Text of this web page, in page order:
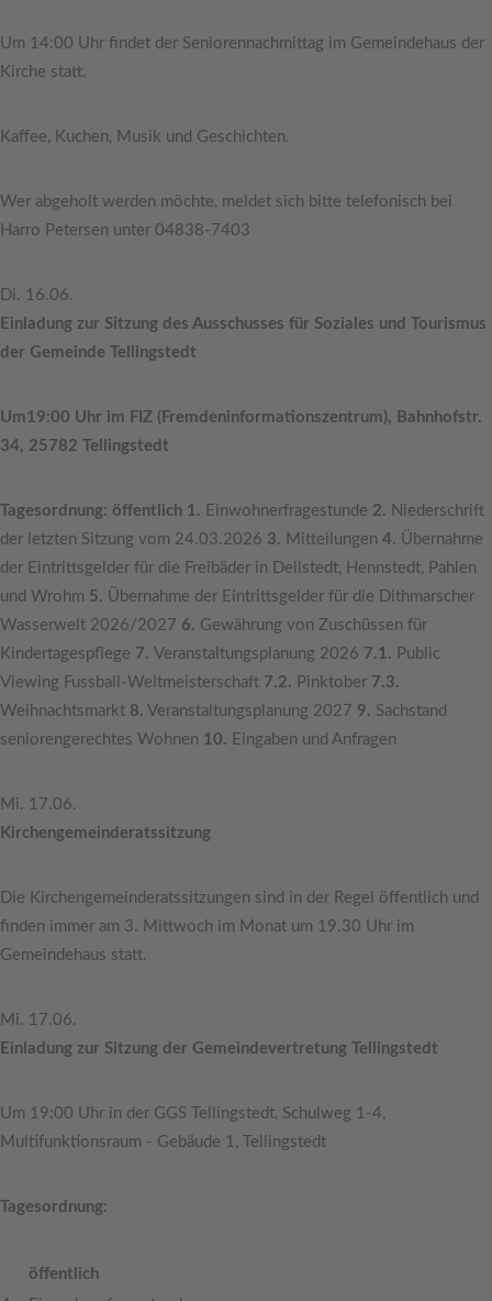
Um 14:00 Uhr findet der Seniorennachmittag im Gemeindehaus der
Kirche statt.
Kaffee, Kuchen, Musik und Geschichten.
Wer abgeholt werden möchte, meldet sich bitte telefonisch bei
Harro Petersen unter 04838-7403
Di. 16.06.
Einladung zur Sitzung des Ausschusses für Soziales und Tourismus
der Gemeinde Tellingstedt
Um19:00 Uhr im FIZ (Fremdeninformationszentrum), Bahnhofstr.
34, 25782 Tellingstedt
Tagesordnung: öffentlich 1. Einwohnerfragestunde 2. Niederschrift
der letzten Sitzung vom 24.03.2026 3. Mitteilungen 4. Übernahme
der Eintrittsgelder für die Freibäder in Dellstedt, Hennstedt, Pahlen
und Wrohm 5. Übernahme der Eintrittsgelder für die Dithmarscher
Wasserwelt 2026/2027 6. Gewährung von Zuschüssen für
Kindertagespflege 7. Veranstaltungsplanung 2026 7.1. Public
Viewing Fussball-Weltmeisterschaft 7.2. Pinktober 7.3.
Weihnachtsmarkt 8. Veranstaltungsplanung 2027 9. Sachstand
seniorengerechtes Wohnen 10. Eingaben und Anfragen
Mi. 17.06.
Kirchengemeinderatssitzung
Die Kirchengemeinderatssitzungen sind in der Regel öffentlich und
finden immer am 3. Mittwoch im Monat um 19.30 Uhr im
Gemeindehaus statt.
Mi. 17.06.
Einladung zur Sitzung der Gemeindevertretung Tellingstedt
Um 19:00 Uhr in der GGS Tellingstedt, Schulweg 1-4,
Multifunktionsraum - Gebäude 1, Tellingstedt
Tagesordnung:
öffentlich